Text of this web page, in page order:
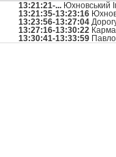
13:21:21-... Юхновський
13:21:35-13:23:16
13:23:56-13:27:04
13:27:16-13:30:22
13:30:41-13:33:59